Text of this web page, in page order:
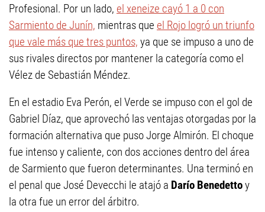
Profesional. Por un lado, el xeneize cayó 1 a 0 con
Sarmiento de Junín, mientras que el Rojo logró un triunfo
que vale más que tres puntos, ya que se impuso a uno de
sus rivales directos por mantener la categoría como el
Vélez de Sebastián Méndez.
En el estadio Eva Perón, el Verde se impuso con el gol de
Gabriel Díaz, que aprovechó las ventajas otorgadas por la
formación alternativa que puso Jorge Almirón. El choque
fue intenso y caliente, con dos acciones dentro del área
de Sarmiento que fueron determinantes. Una terminó en
el penal que José Devecchi le atajó a Darío Benedettoy
la otra fue un error del árbitro.